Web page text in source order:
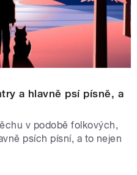
a hlavně psí písně, a
v podobě folkových,
psích písní, a to nejen